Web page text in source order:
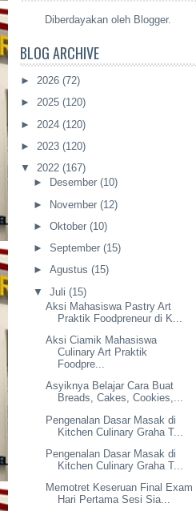
Diberdayakan oleh Blogger.
BLOG ARCHIVE
► 2026 (72)
► 2025 (120)
► 2024 (120)
► 2023 (120)
▼ 2022 (167)
►
Desember (10)
► November (12)
► Oktober (10)
► September (15)
► Agustus (15)
▼ Juli (15)
Aksi Mahasiswa Pastry Art
Praktik Foodpreneur di K...
Aksi Ciamik Mahasiswa
Culinary Art Praktik
Foodpre...
Asyiknya Belajar Cara Buat
Breads, Cakes, Cookies,...
Pengenalan Dasar Masak di
Kitchen Culinary Graha T...
Pengenalan Dasar Masak di
Kitchen Culinary Graha T...
Memotret Keseruan Final Exam
Hari Pertama Sesi Sia...